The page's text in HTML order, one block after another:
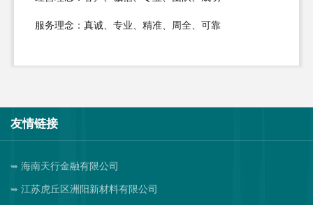
服务理念：真诚、专业、精准、周全、可靠
友情链接
海南天行金融有限公司
江苏虎丘区洲阳新材料有限公司